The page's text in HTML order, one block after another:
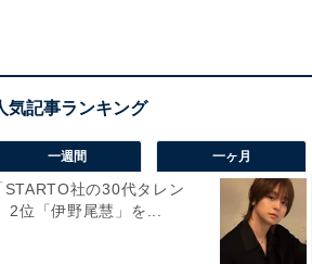
組織的な響きが加わり、ソリッド
っている。世界的な大峡谷や巨大
完璧にシンクロしており、自然の
人間の挑戦をも感じさせる、非常
名前」（60代男性／大阪府）
一週間 一ヶ月
社の30代タレン
2位「伊野尾慧」を...